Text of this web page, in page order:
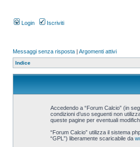
Login Iscriviti
Messaggi senza risposta | Argomenti attivi
Indice
Accedendo a “Forum Calcio” (in
condizioni d’uso seguenti non
queste pagine per eventuali
“Forum Calcio” utilizza il sistema
“GPL”) liberamente scaricabile da